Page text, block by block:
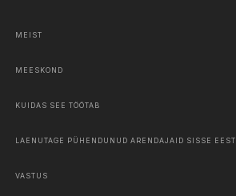
MEIST
MEESKOND
KUIDAS SEE TÖÖTAB
LAENUTAGE PÜHENDUNUD ARENDAJAID SISSE EESTI
VASTUS